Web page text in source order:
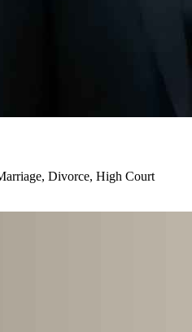
Divorce, High Court